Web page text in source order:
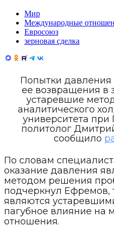
Мир
Международные
Евросоюз
зерновая сделка
Попытки
ее возвращения в
устаревшие
аналитического
университета
политолог
сообщило
По словам
оказание давления
методом решения
подчеркнул Ефремов,
являются
пагубное влияние на
отношения.